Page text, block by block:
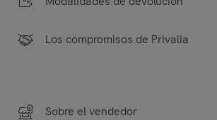
Los compromisos de Privalia
Sobre el vendedor